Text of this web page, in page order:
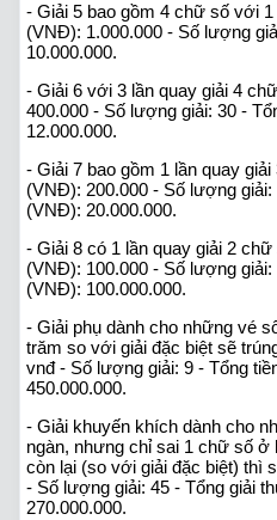
- Giải 5 bao gồm 4 chữ số với
(VNĐ): 1.000.000 - Số lượng
10.000.000.
- Giải 6 với 3 lần quay giải 4
400.000 - Số lượng giải: 30 -
12.000.000.
- Giải 7 bao gồm 1 lần quay
(VNĐ): 200.000 - Số lượng
(VNĐ): 20.000.000.
- Giải 8 có 1 lần quay giải 2
(VNĐ): 100.000 - Số lượng
(VNĐ): 100.000.000.
- Giải phụ dành cho những vé
trăm so với giải đặc biệt sẽ
vnđ - Số lượng giải: 9 - Tổng
450.000.000.
- Giải khuyến khích dành cho
ngàn, nhưng chỉ sai 1 chữ số
còn lại (so với giải đặc biệt) thì
- Số lượng giải: 45 - Tổng giải
270.000.000.